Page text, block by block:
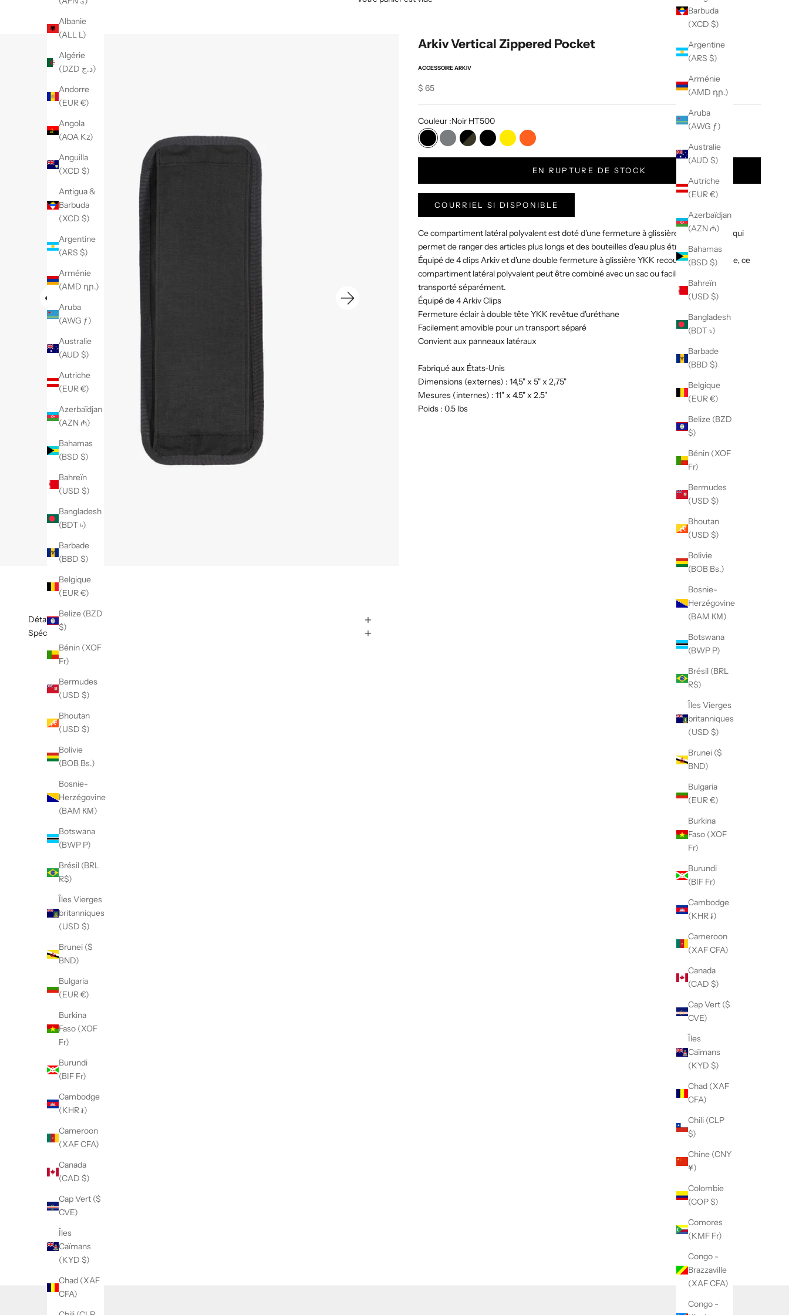
Barbuda
(XCD $)
Argentine
(ARS $)
Arménie
(AMD դր.)
Aruba
(AWG ƒ)
Australie
(AUD $)
Autriche
(EUR €)
Azerbaïdjan
(AZN ₼)
Bahamas
(BSD $)
Bahreïn
(USD $)
Bangladesh
(BDT ৳)
Barbade
(BBD $)
Belgique
(EUR €)
Belize (BZD
$)
Bénin (XOF
Fr)
Bermudes
(USD $)
Bhoutan
(USD $)
Bolivie
(BOB Bs.)
Bosnie-
Herzégovine
(BAM КМ)
Botswana
(BWP P)
Brésil (BRL
R$)
Îles Vierges
britanniques
(USD $)
Brunei ($
BND)
Bulgaria
(EUR €)
Burkina
Faso (XOF
Fr)
Burundi
(BIF Fr)
Cambodge
(KHR ៛)
Cameroon
(XAF CFA)
Canada
(CAD $)
Cap Vert ($
CVE)
Îles
Caïmans
(KYD $)
Chad (XAF
CFA)
Chili (CLP
$)
Chine (CNY
¥)
Colombie
(COP $)
Comores
(KMF Fr)
Congo -
Brazzaville
(XAF CFA)
Congo -
Albanie
(ALL L)
Algérie
(DZD د.ج)
Andorre
(EUR €)
Angola
(AOA Kz)
Anguilla
(XCD $)
Antigua &
Barbuda
(XCD $)
Argentine
(ARS $)
Arménie
(AMD դր.)
Aruba
(AWG ƒ)
Australie
(AUD $)
Autriche
(EUR €)
Azerbaïdjan
(AZN ₼)
Bahamas
(BSD $)
Bahreïn
(USD $)
Bangladesh
(BDT ৳)
Barbade
(BBD $)
Belgique
(EUR €)
Belize (BZD
$)
Bénin (XOF
Fr)
Bermudes
(USD $)
Bhoutan
(USD $)
Bolivie
(BOB Bs.)
Bosnie-
Herzégovine
(BAM КМ)
Botswana
(BWP P)
Brésil (BRL
R$)
Îles Vierges
britanniques
(USD $)
Brunei ($
BND)
Bulgaria
(EUR €)
Burkina
Faso (XOF
Fr)
Burundi
(BIF Fr)
Cambodge
(KHR ៛)
Cameroon
(XAF CFA)
Canada
(CAD $)
Cap Vert ($
CVE)
Îles
Caïmans
(KYD $)
Chad (XAF
CFA)
Arkiv Vertical Zippered Pocket
ACCESSOIRE ARKIV
Sale price
$ 65
Couleur :Noir HT500
Noir HT500
Gris HT500
Noir Camo
Noir VXJaune VXOrange VX
EN RUPTURE DE STOCK
COURRIEL SI DISPONIBLE
Ce compartiment latéral polyvalent est doté d'une fermeture à glissière à double sens qui
permet de ranger des articles plus longs et des bouteilles d'eau plus étroites.
Équipé de 4 clips Arkiv et d'une double fermeture à glissière YKK recouverte d'uréthane, ce
compartiment latéral polyvalent peut être combiné avec un sac ou facilement retiré et
transporté séparément.
Équipé de 4 Arkiv Clips
Fermeture éclair à double tête YKK revêtue d'uréthane
Facilement amovible pour un transport séparé
Convient aux panneaux latéraux
Fabriqué aux États-Unis
Dimensions (externes) : 14,5" x 5" x 2,75"
Mesures (internes) : 11" x 4.5" x 2.5"
Poids : 0.5 lbs
Détails
Spécifications
e